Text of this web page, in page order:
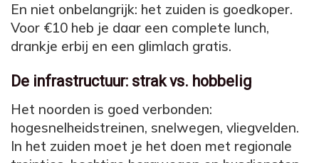
En niet onbelangrijk: het zuiden is goedkoper.
Voor €10 heb je daar een complete lunch,
drankje erbij en een glimlach gratis.
De infrastructuur: strak vs. hobbelig
Het noorden is goed verbonden:
hogesnelheidstreinen, snelwegen, vliegvelden.
In het zuiden moet je het doen met regionale